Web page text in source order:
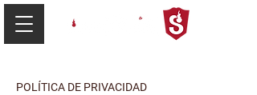
POLÍTICA DE PRIVACIDAD